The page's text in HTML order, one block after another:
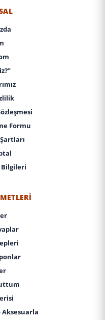
Formu
Bilgileri
Aksesuarla